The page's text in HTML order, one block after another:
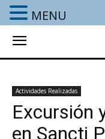
Actividades Realizadas
Excursión
en Sancti
MENU